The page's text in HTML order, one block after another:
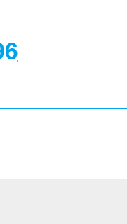
0120-12-3796